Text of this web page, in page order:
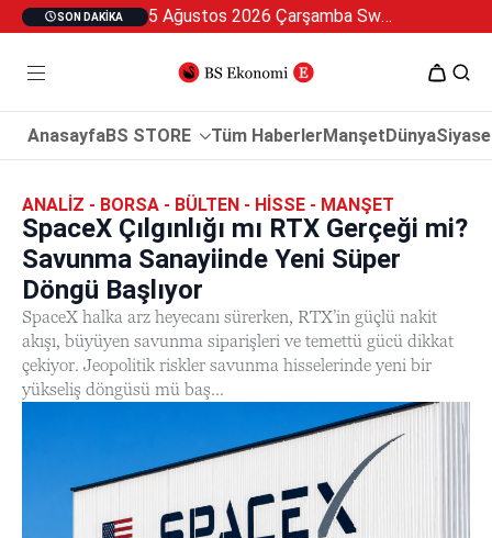
SON DAKIKA 5 Ağustos 2026 Çarşamba Swan Özel 2
AnasayfaBS STORE Tüm HaberlerManşetDünya
ANALIZ - BORSA - BÜLTEN - HISSE - MANŞET
SpaceX Çılgınlığı mı RTX Gerçeği mi?
Savunma Sanayiinde Yeni Süper
Döngü Başlıyor
SpaceX halka arz heyecanı sürerken, RTX’in güçlü nakit
akışı, büyüyen savunma siparişleri ve temettü gücü dikkat
çekiyor. Jeopolitik riskler savunma hisselerinde yeni bir
yükseliş döngüsü mü baş...